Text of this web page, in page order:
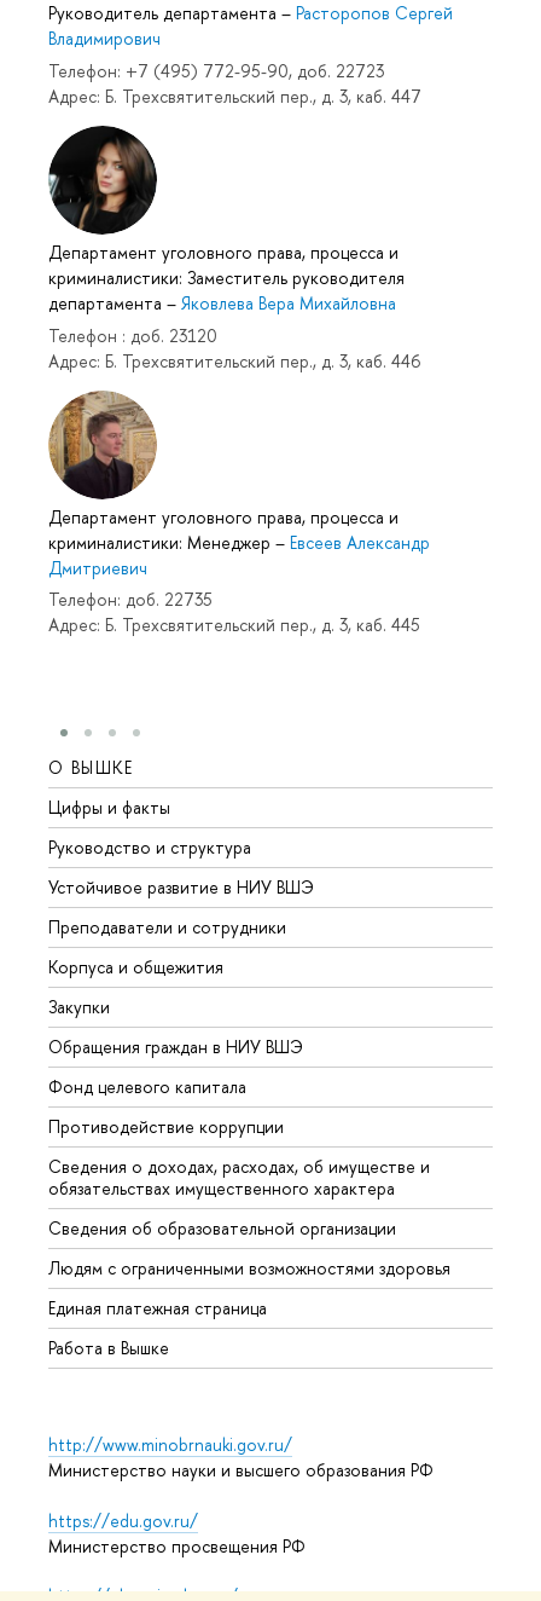
Руководитель департамента – Расторопов Сергей
Владимирович
Телефон: +7 (495) 772-95-90, доб. 22723
Адрес: Б. Трехсвятительский пер., д. 3, каб. 447
Департамент уголовного права, процесса и
криминалистики: Заместитель руководителя
департамента – Яковлева Вера Михайловна
Телефон : доб. 23120
Адрес: Б. Трехсвятительский пер., д. 3, каб. 446
Департамент уголовного права, процесса и
криминалистики: Менеджер – Евсеев Александр
Дмитриевич
Телефон: доб. 22735
Адрес: Б. Трехсвятительский пер., д. 3, каб. 445
О ВЫШКЕ
Цифры и факты
Руководство и структура
Устойчивое развитие в НИУ ВШЭ
Преподаватели и сотрудники
Корпуса и общежития
Закупки
Обращения граждан в НИУ ВШЭ
Фонд целевого капитала
Противодействие коррупции
Сведения о доходах, расходах, об имуществе и
обязательствах имущественного характера
Сведения об образовательной организации
Людям с ограниченными возможностями здоровья
Единая платежная страница
Работа в Вышке
http://www.minobrnauki.gov.ru/
Министерство науки и высшего образования РФ
https://edu.gov.ru/
Министерство просвещения РФ
https://elearning.hse.ru/mooc